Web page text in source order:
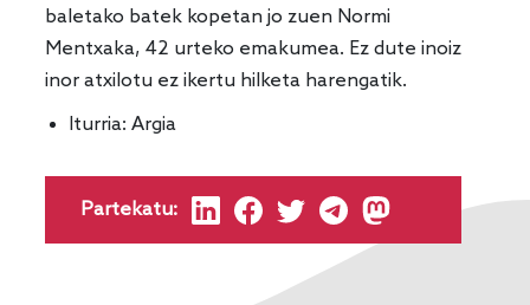
baletako batek kopetan jo zuen Normi
Mentxaka, 42 urteko emakumea. Ez dute inoiz
inor atxilotu ez ikertu hilketa harengatik.
Iturria: Argia
Partekatu: